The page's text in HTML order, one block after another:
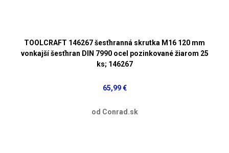
TOOLCRAFT 146267 šesťhranná skrutka M16 120 mm
vonkajší šesťhran DIN 7990 ocel pozinkované žiarom 25
ks; 146267
65,99 €
od Conrad.sk